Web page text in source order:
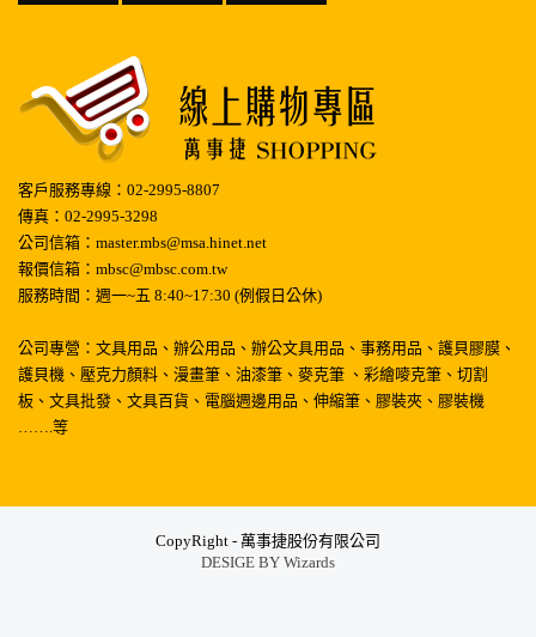
客戶服務專線：02-2995-8807
傳真：02-2995-3298
公司信箱：master.mbs@msa.hinet.net
報價信箱：mbsc@mbsc.com.tw
服務時間：週一~五 8:40~17:30 (例假日公休)
公司專營：文具用品、辦公用品、辦公文具用品、事務用品、護貝膠膜、
護貝機、壓克力顏料、漫畫筆、油漆筆、麥克筆 、彩繪嘜克筆、切割
板、文具批發、文具百貨、電腦週邊用品、伸縮筆、膠裝夾、膠裝機
…….等
CopyRight - 萬事捷股份有限公司
DESIGE BY Wizards